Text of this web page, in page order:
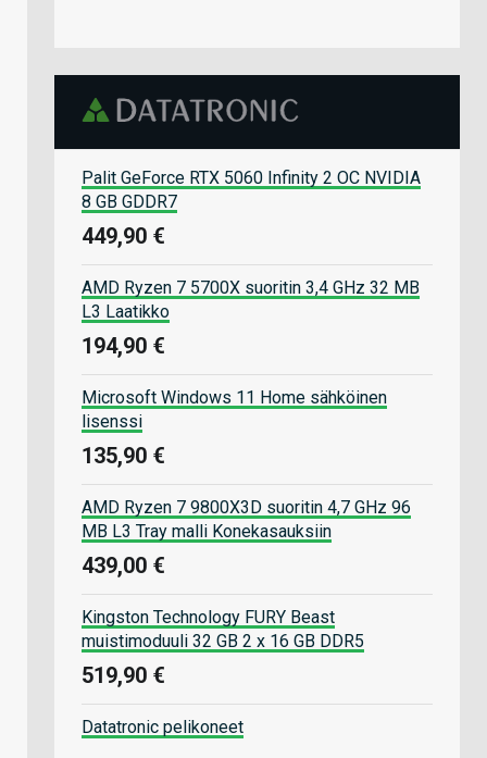
Palit GeForce RTX 5060 Infinity 2 OC NVIDIA
8 GB GDDR7
449,90 €
AMD Ryzen 7 5700X suoritin 3,4 GHz 32 MB
L3 Laatikko
194,90 €
Microsoft Windows 11 Home sähköinen
lisenssi
135,90 €
AMD Ryzen 7 9800X3D suoritin 4,7 GHz 96
MB L3 Tray malli Konekasauksiin
439,00 €
Kingston Technology FURY Beast
muistimoduuli 32 GB 2 x 16 GB DDR5
519,90 €
Datatronic pelikoneet